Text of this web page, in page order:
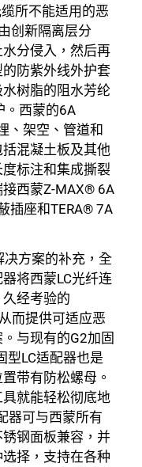
所不能适用的恶
创新隔离层分
分侵入，然后再
防紫外线外护套
树脂的阻水芳纶
。西蒙的6A
、架空、管道和
混凝土板及其他
标注和集成撕裂
西蒙Z-MAX® 6A
插座和TERA® 7A
决方案的补充，全
将西蒙LC光纤连
经考验的
而提供可适应恶
与现有的G2加固
型LC适配器也是
带有防松螺母。
就能轻松彻底地
器可与西蒙所有
钢面板兼容，并
择，支持在各种